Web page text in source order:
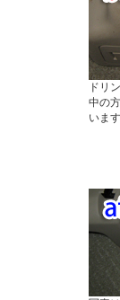
ドリ
中の
います